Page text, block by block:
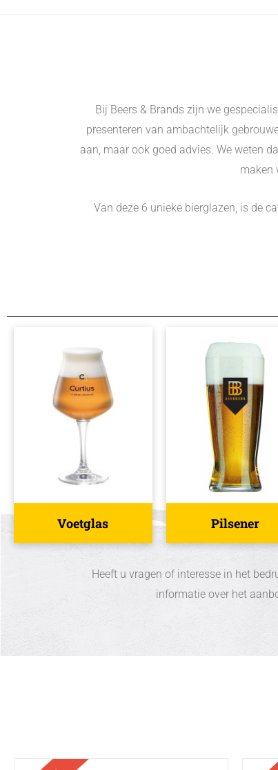
Bij Beers & Brands zijn we
presenteren van ambachtelijk
aan, maar ook goed advies. We weten
maken
Van deze 6 unieke bierglazen, is de
Voetglas Pilsener
Heeft u vragen of interesse in het
informatie over het